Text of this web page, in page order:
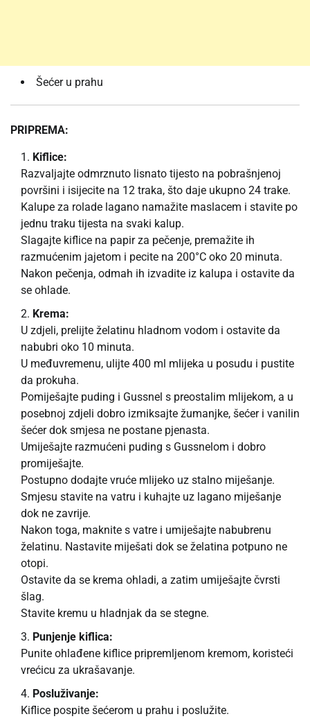
Šećer u prahu
PRIPREMA:
Kiflice:
Razvaljajte odmrznuto lisnato tijesto na pobrašnjenoj
površini i isijecite na 12 traka, što daje ukupno 24 trake.
Kalupe za rolade lagano namažite maslacem i stavite po
jednu traku tijesta na svaki kalup.
Slagajte kiflice na papir za pečenje, premažite ih
razmućenim jajetom i pecite na 200°C oko 20 minuta.
Nakon pečenja, odmah ih izvadite iz kalupa i ostavite da
se ohlade.
Krema:
U zdjeli, prelijte želatinu hladnom vodom i ostavite da
nabubri oko 10 minuta.
U međuvremenu, ulijte 400 ml mlijeka u posudu i pustite
da prokuha.
Pomiješajte puding i Gussnel s preostalim mlijekom, a u
posebnoj zdjeli dobro izmiksajte žumanjke, šećer i vanilin
šećer dok smjesa ne postane pjenasta.
Umiješajte razmućeni puding s Gussnelom i dobro
promiješajte.
Postupno dodajte vruće mlijeko uz stalno miješanje.
Smjesu stavite na vatru i kuhajte uz lagano miješanje
dok ne zavrije.
Nakon toga, maknite s vatre i umiješajte nabubrenu
želatinu. Nastavite miješati dok se želatina potpuno ne
otopi.
Ostavite da se krema ohladi, a zatim umiješajte čvrsti
šlag.
Stavite kremu u hladnjak da se stegne.
Punjenje kiflica:
Punite ohlađene kiflice pripremljenom kremom, koristeći
vrećicu za ukrašavanje.
Posluživanje:
Kiflice pospite šećerom u prahu i poslužite.